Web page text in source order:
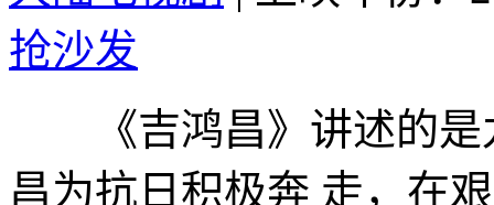
抢沙发
《吉鸿昌》讲述的是
昌为抗日积极奔 走，在